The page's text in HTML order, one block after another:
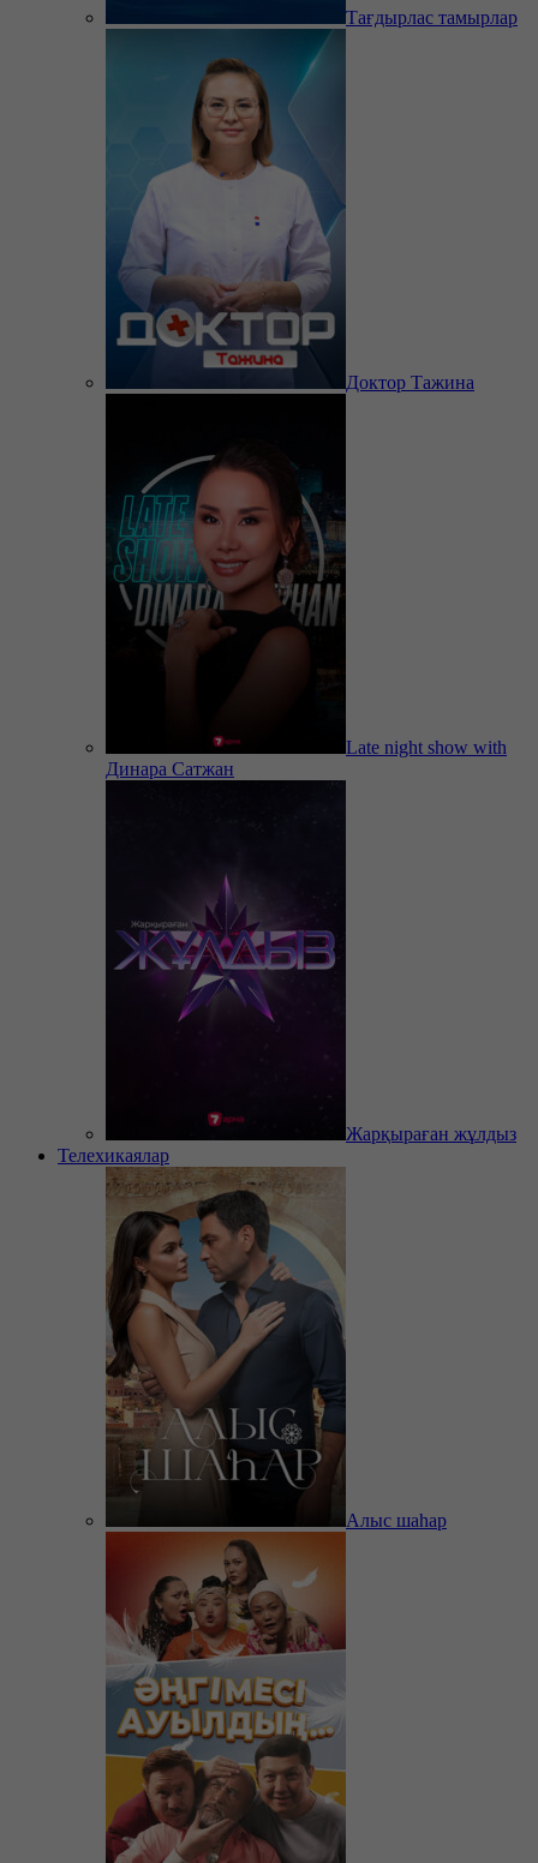
Тағдырлас тамырлар
Доктор Тажина
Late night show with
Динара Сатжан
Жарқыраған жұлдыз
Телехикаялар
Алыс шаһар